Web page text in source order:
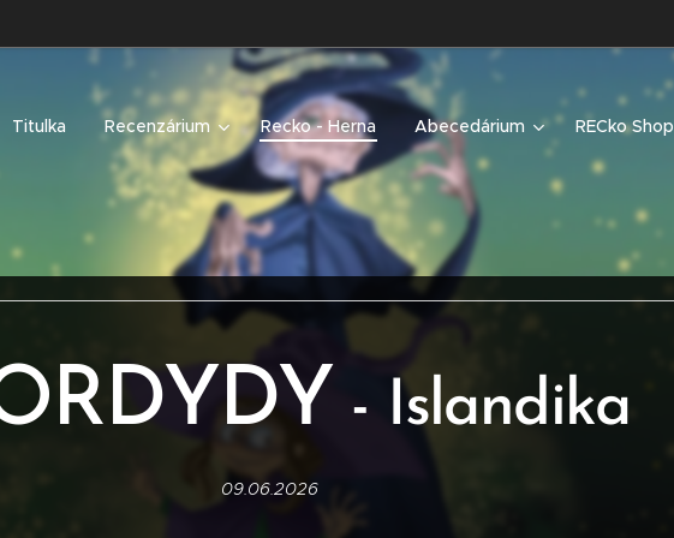
Titulka Recenzárium Recko - Herna Abecedárium RECko Shop
- Islandika
09.06.2026